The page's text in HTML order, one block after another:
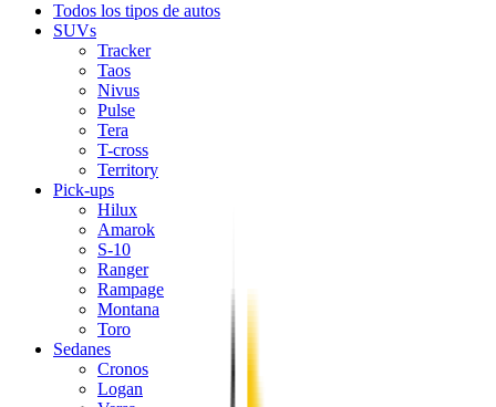
Todos los tipos de autos
SUVs
Tracker
Taos
Nivus
Pulse
Tera
T-cross
Territory
Pick-ups
Hilux
Amarok
S-10
Ranger
Rampage
Montana
Toro
Sedanes
Cronos
Logan